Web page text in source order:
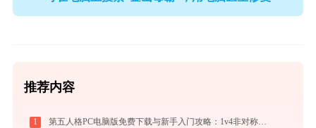
推荐内容
1 第五人格PC电脑版免费下载与新手入门攻略：1v4非对称竞技的极致体验